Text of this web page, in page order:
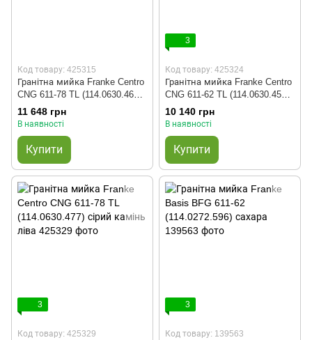
Код товару: 425315
Гранітна мийка Franke Centro
CNG 611-78 TL (114.0630.467)
бежевий права
11 648 грн
В наявності
Купити
3
Код товару: 425324
Гранітна мийка Franke Centro
CNG 611-62 TL (114.0630.457)
білий ліва
10 140 грн
В наявності
Купити
3
Код товару: 425329
3
Код товару: 139563